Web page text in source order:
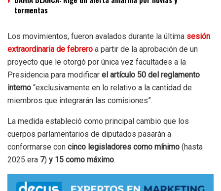
tormentas
Los movimientos, fueron avalados durante la última sesión
extraordinaria de febrero a partir de la aprobación de un
proyecto que le otorgó por única vez facultades a la
Presidencia para modificar el artículo 50 del reglamento
interno “exclusivamente en lo relativo a la cantidad de
miembros que integrarán las comisiones”.
La medida estableció como principal cambio que los
cuerpos parlamentarios de diputados pasarán a
conformarse con cinco legisladores como mínimo (hasta
2025 era 7) y 15 como máximo.